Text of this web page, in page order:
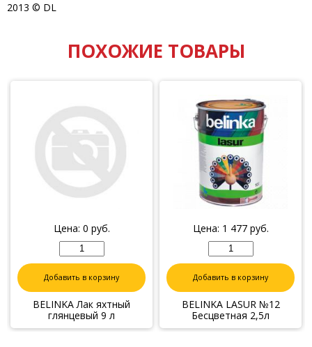
2013 © DL
ПОХОЖИЕ ТОВАРЫ
Цена: 0 руб.
Добавить в корзину
BELINKA Лак яхтный
глянцевый 9 л
Цена: 1 477руб.
Добавить в корзину
BELINKA LASUR №12
Бесцветная 2,5л